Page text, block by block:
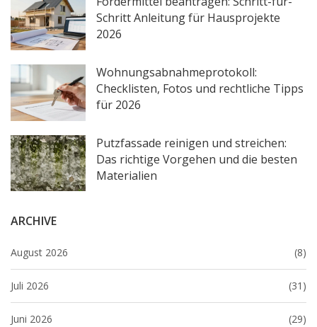
Schritt Anleitung für Hausprojekte
2026
Wohnungsabnahmeprotokoll:
Checklisten, Fotos und rechtliche Tipps
für 2026
Putzfassade reinigen und streichen:
Das richtige Vorgehen und die besten
Materialien
ARCHIVE
August 2026 (8)
Juli 2026 (31)
Juni 2026 (29)